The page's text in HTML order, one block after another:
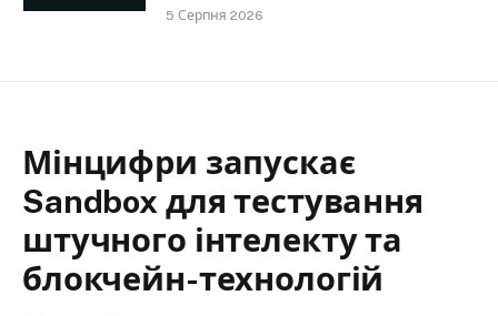
5 Серпня 2026
Мінцифри запускає
Sandbox для тестування
штучного інтелекту та
блокчейн-технологій